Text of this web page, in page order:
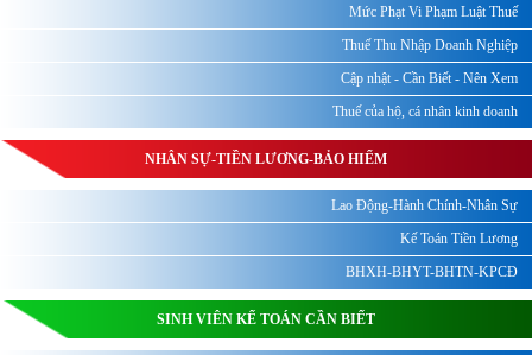
Mức Phạt Vi Phạm Luật Thuế
Thuế Thu Nhập Doanh Nghiệp
Cập nhật - Cần Biết - Nên Xem
Thuế của hộ, cá nhân kinh doanh
NHÂN SỰ-TIỀN LƯƠNG-BẢO HIỂM
Lao Động-Hành Chính-Nhân Sự
Kế Toán Tiền Lương
BHXH-BHYT-BHTN-KPCĐ
SINH VIÊN KẾ TOÁN CẦN BIẾT